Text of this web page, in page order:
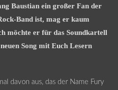
Baustian ein großer Fan der
Band ist, mag er kaum
möchte er für das Soundkartell
Song mit Euch Lesern
davon aus, das der Name Fury